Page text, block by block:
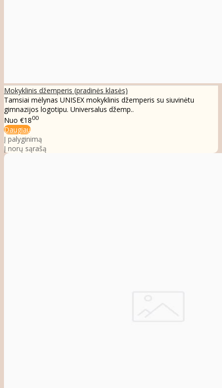
Mokyklinis džemperis (pradinės klasės)
Tamsiai mėlynas UNISEX mokyklinis džemperis su siuvinėtu
gimnazijos logotipu. Universalus džemp..
Nuo €1800
Daugiau
Į palyginimą
Į norų sąrašą